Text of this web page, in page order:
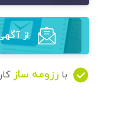
از
با رزومه ساز